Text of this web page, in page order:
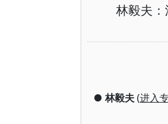
林毅夫
●林毅夫(进入